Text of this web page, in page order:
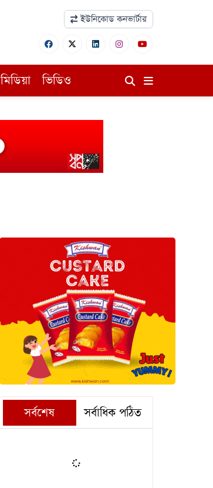
ইউনিকোড কনভার্টার
মিডিয়া ভিডিও
সর্বশেষ সর্বাধিক পঠিত